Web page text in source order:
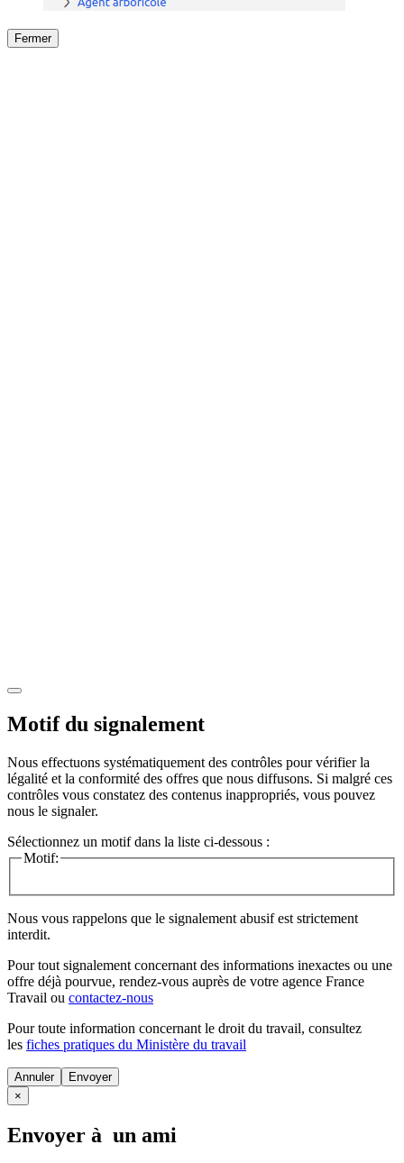
Fermer
Motif du signalement
Nous effectuons systématiquement des contrôles pour vérifier la
légalité et la conformité des offres que nous diffusons. Si malgré ces
contrôles vous constatez des contenus inappropriés, vous pouvez
nous le signaler.
Sélectionnez un motif dans la liste ci-dessous :
Motif:
Nous vous rappelons que le signalement abusif est strictement
interdit.
Pour tout signalement concernant des informations inexactes ou une
offre déjà pourvue, rendez-vous auprès de votre agence France
Travail ou contactez-nous
Pour toute information concernant le droit du travail, consultez
les fiches pratiques du Ministère du travail
Annuler
×
Envoyer à un ami